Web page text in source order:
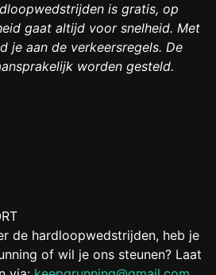
is gratis, op
gaat altijd voor snelheid. Met
je aan de verkeersregels. De
worden gesteld.
de hardloopwedstrijden, heb je
of wil je ons steunen? Laat